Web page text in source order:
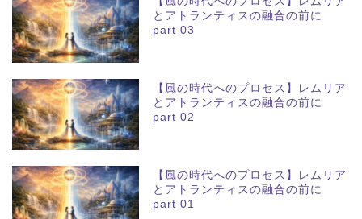
とアトランティスの融合の前に
part 03
【風の時代へのプロセス】レムリア
とアトランティスの融合の前に
part 02
【風の時代へのプロセス】レムリア
とアトランティスの融合の前に
part 01